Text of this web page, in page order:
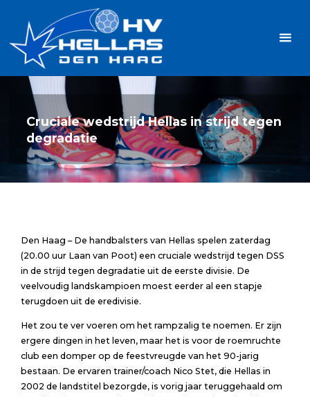
inhoud
Cruciale wedstrijd Hellas in strijd tegen
degradatie
Den Haag – De handbalsters van Hellas spelen zaterdag
(20.00 uur Laan van Poot) een cruciale wedstrijd tegen DSS
in de strijd tegen degradatie uit de eerste divisie. De
veelvoudig landskampioen moest eerder al een stapje
terugdoen uit de eredivisie.
Het zou te ver voeren om het rampzalig te noemen. Er zijn
ergere dingen in het leven, maar het is voor de roemruchte
club een domper op de feestvreugde van het 90-jarig
bestaan. De ervaren trainer/coach Nico Stet, die Hellas in
2002 de landstitel bezorgde, is vorig jaar teruggehaald om